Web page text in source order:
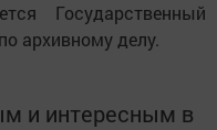
Государственный
архивному делу.
и интересным в